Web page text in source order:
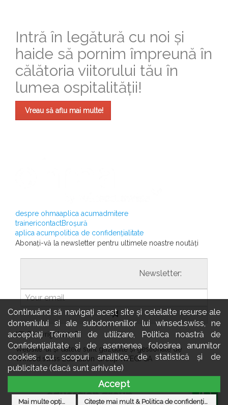
Continuând să navigați acest site și celelalte resurse ale
domeniului si ale subdomeniilor lui winsed.swiss, ne
acceptați Termenii de utilizare, Politica noastră de
Confidențialitate și de asemenea folosirea anumitor
cookies cu scopuri analitice, de statistică și de
publicitate (dacă sunt arhivate)
Accept
Mai multe opțiuni Citește mai mult & Politica de confidențialitate
Intră în legătură cu noi și
haide să pornim împreună în
călătoria viitorului tău în
lumea ospitalității!
Vreau să aflu mai multe!
despre ohmaaplica acumadmitere
trainericontactBroșură
aplica acumpolitica de confidențialitate
Abonați-vă la newsletter pentru ultimele noastre noutăți
(C) Copyright 2026
Website-ul și datele sunt găzduite și gestionate de
Winsed.swiss Education Group (WEG) SA